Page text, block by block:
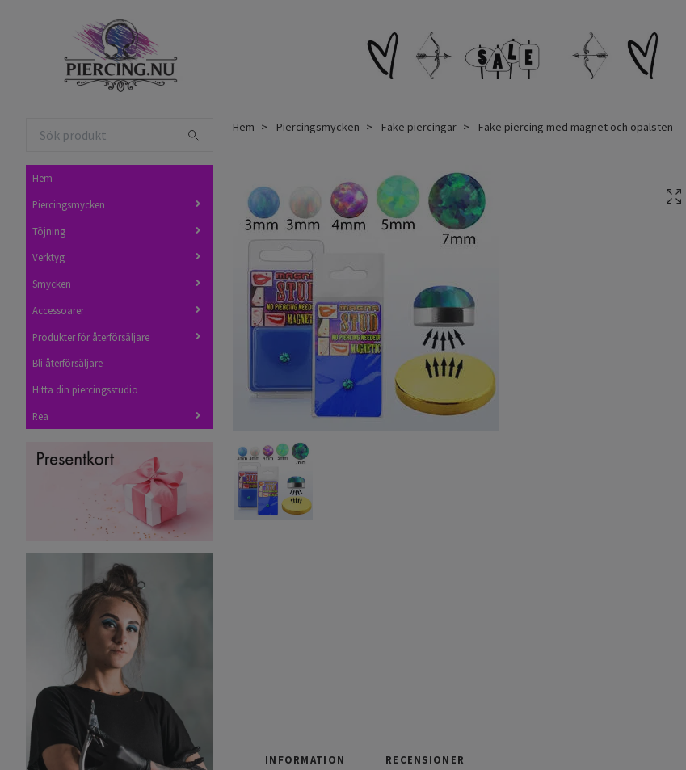
Hem
Piercingsmycken
Töjning
Verktyg
Smycken
Accessoarer
Produkter för återförsäljare
Bli återförsäljare
Hitta din piercingsstudio
Rea
Hem Piercingsmycken Fake piercingar Fake piercing med magnet och opalsten
INFORMATION RECENSIONER